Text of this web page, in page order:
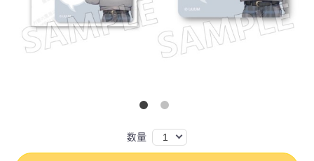
数量 1